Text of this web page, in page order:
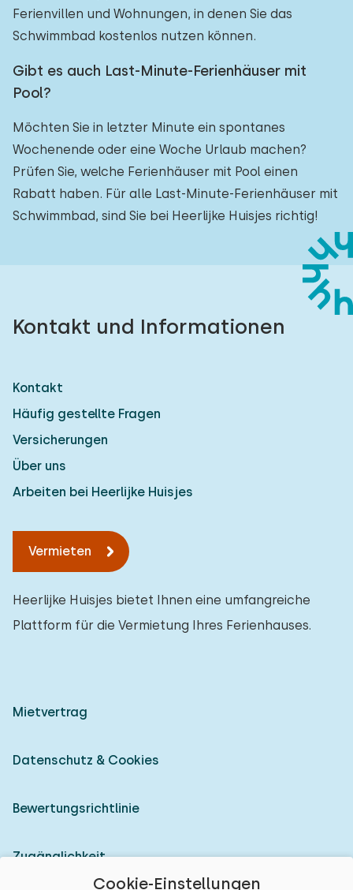
Cookie-Einstellungen
Ferienvillen und Wohnungen, in denen Sie das
Schwimmbad kostenlos nutzen können.
Gibt es auch Last-Minute-Ferienhäuser mit
Pool?
Möchten Sie in letzter Minute ein spontanes
Wochenende oder eine Woche Urlaub machen?
Prüfen Sie, welche Ferienhäuser mit Pool einen
Rabatt haben. Für alle Last-Minute-Ferienhäuser mit
Schwimmbad, sind Sie bei Heerlijke Huisjes richtig!
Kontakt und Informationen
Kontakt
Häufig gestellte Fragen
Versicherungen
Über uns
Arbeiten bei Heerlijke Huisjes
Vermieten
Heerlijke Huisjes bietet Ihnen eine umfangreiche
Plattform für die Vermietung Ihres Ferienhauses.
Mietvertrag
Datenschutz & Cookies
Bewertungsrichtlinie
Zugänglichkeit